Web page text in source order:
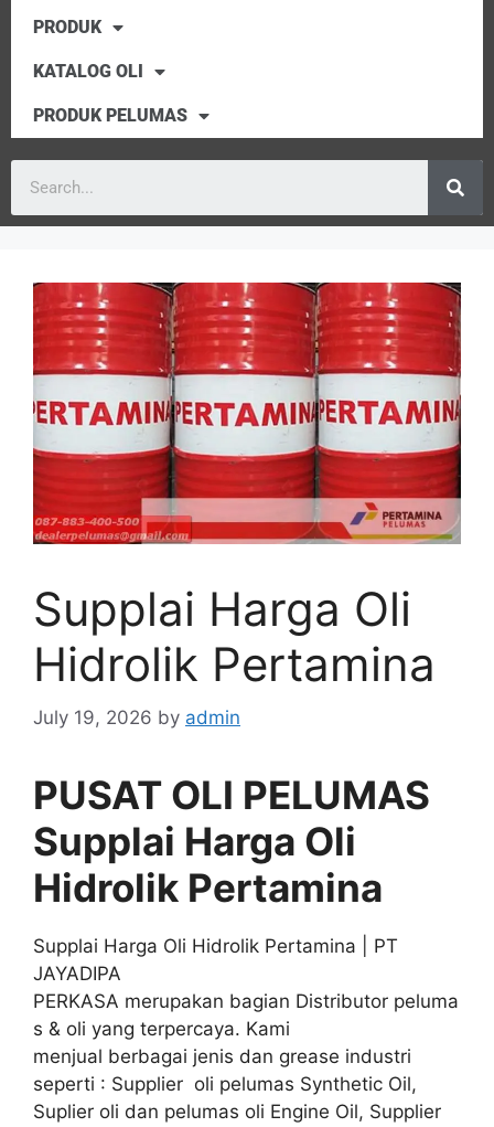
PRODUK
KATALOG OLI
PRODUK PELUMAS
Supplai Harga Oli
Hidrolik Pertamina
July 19, 2026 by admin
PUSAT OLI PELUMAS
Supplai Harga Oli
Hidrolik Pertamina
Supplai Harga Oli Hidrolik Pertamina | PT
JAYADIPA
PERKASA merupakan bagian Distributor peluma
s & oli yang terpercaya. Kami
menjual berbagai jenis dan grease industri
seperti : Supplier oli pelumas Synthetic Oil,
Suplier oli dan pelumas oli Engine Oil, Supplier